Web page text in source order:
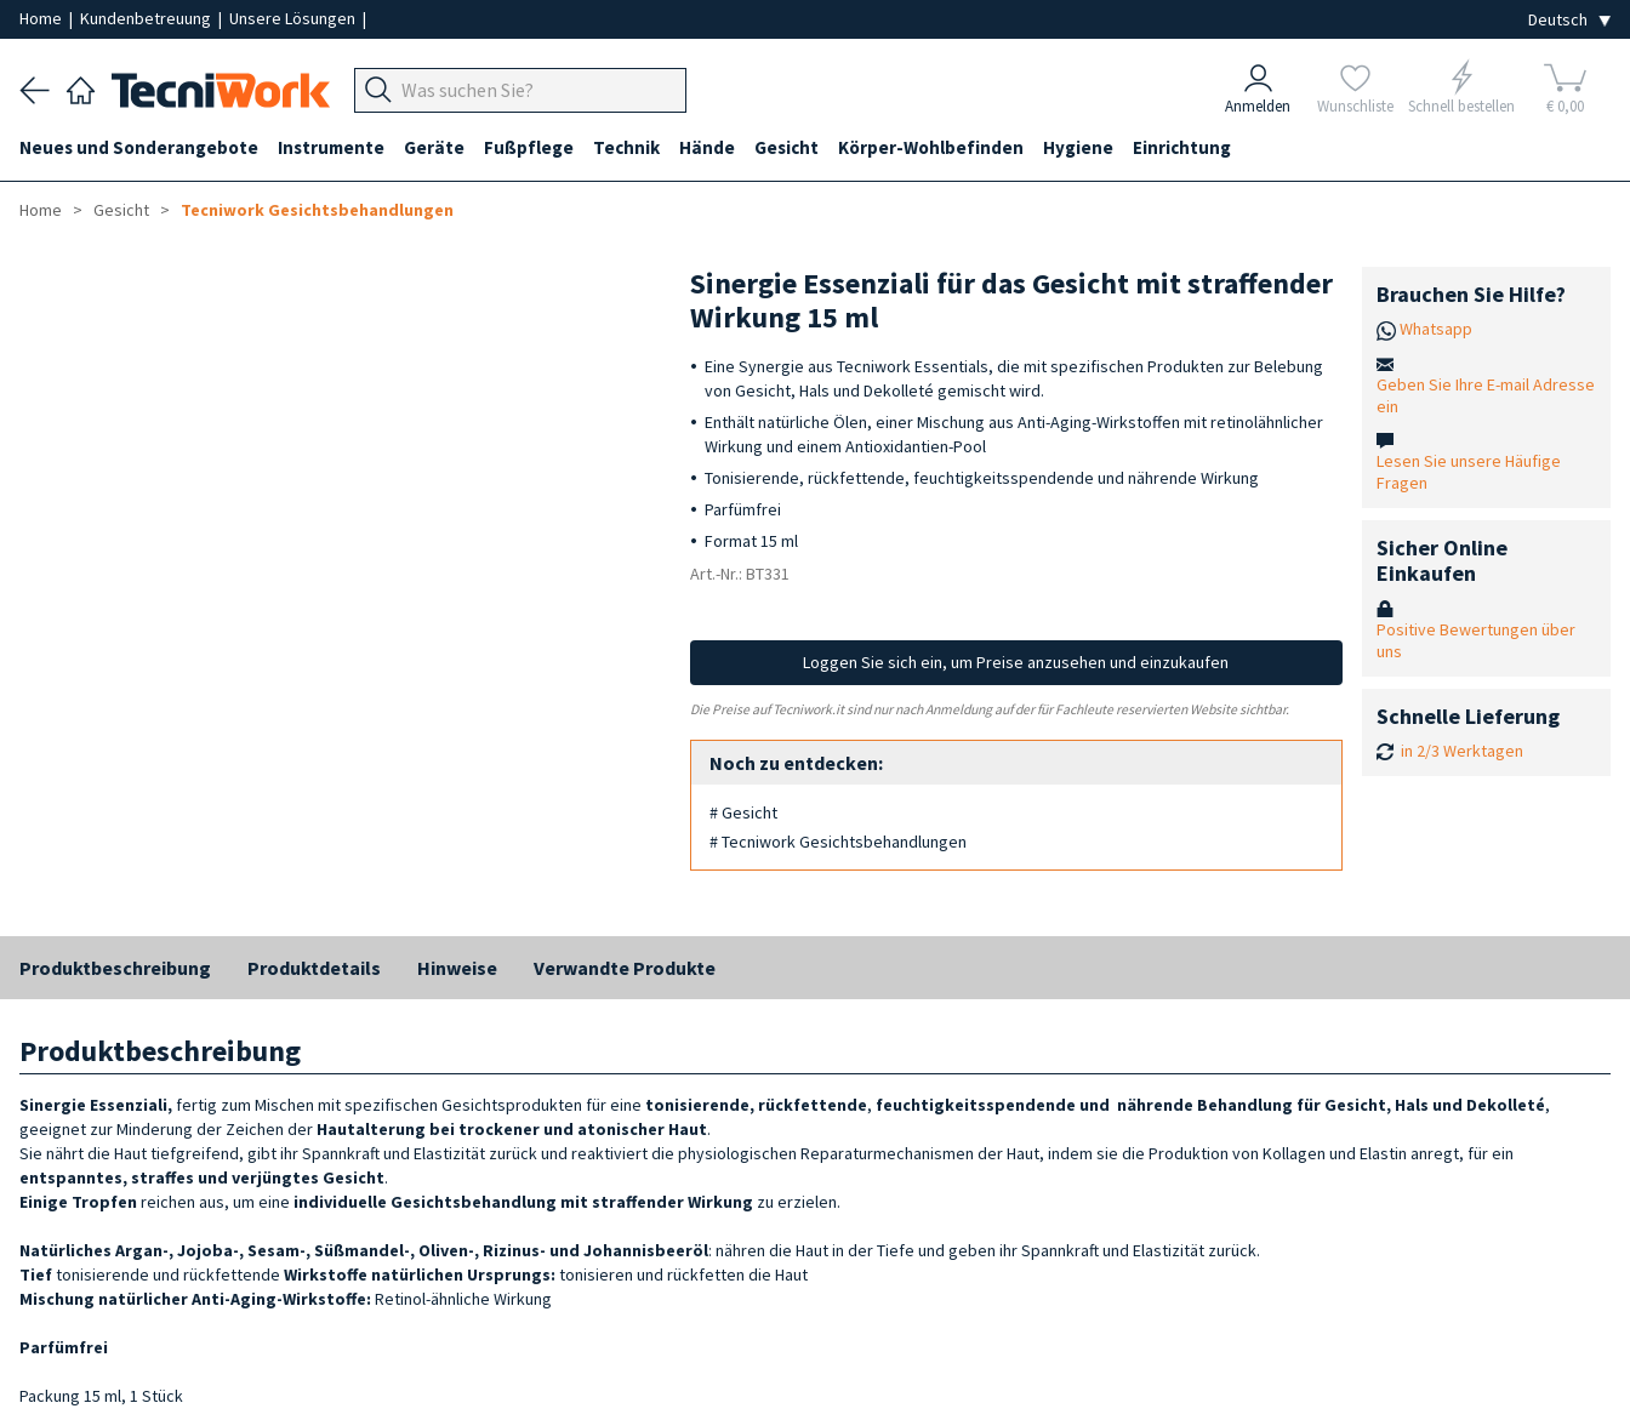
Home | Kundenbetreuung | Unsere Lösungen |
Anmelden Wunschliste Schnell bestellen € 0,00
Neues und Sonderangebote Instrumente Geräte Fußpflege Technik Hände Gesicht Körper-Wohlbefinden Hygiene Einrichtung
Home Gesicht Tecniwork Gesichtsbehandlungen
Sinergie Essenziali für das Gesicht mit straffender
Wirkung 15 ml
Eine Synergie aus Tecniwork Essentials, die mit spezifischen Produkten zur Belebung
von Gesicht, Hals und Dekolleté gemischt wird.
Enthält natürliche Ölen, einer Mischung aus Anti-Aging-Wirkstoffen mit retinolähnlicher
Wirkung und einem Antioxidantien-Pool
Tonisierende, rückfettende, feuchtigkeitsspendende und nährende Wirkung
Parfümfrei
Format 15 ml
Art.-Nr.: BT331
Loggen Sie sich ein, um Preise anzusehen und einzukaufen
Die Preise auf Tecniwork.it sind nur nach Anmeldung auf der für Fachleute reservierten Website sichtbar.
Noch zu entdecken:
# Gesicht
# Tecniwork Gesichtsbehandlungen
Brauchen Sie Hilfe?
Whatsapp
Geben Sie Ihre E-mail Adresse
ein
Lesen Sie unsere Häufige
Fragen
Sicher Online
Einkaufen
Positive Bewertungen über
uns
Schnelle Lieferung
in 2/3 Werktagen
Produktbeschreibung Produktdetails Hinweise Verwandte Produkte
Produktbeschreibung
Sinergie Essenziali, fertig zum Mischen mit spezifischen Gesichtsprodukten für eine tonisierende, rückfettende, feuchtigkeitsspendende und nährende Behandlung für Gesicht, Hals und Dekolleté,
geeignet zur Minderung der Zeichen der Hautalterung bei trockener und atonischer Haut.
Sie nährt die Haut tiefgreifend, gibt ihr Spannkraft und Elastizität zurück und reaktiviert die physiologischen Reparaturmechanismen der Haut, indem sie die Produktion von Kollagen und Elastin anregt, für ein
entspanntes, straffes und verjüngtes Gesicht.
Einige Tropfen reichen aus, um eine individuelle Gesichtsbehandlung mit straffender Wirkung zu erzielen.
Natürliches Argan-, Jojoba-, Sesam-, Süßmandel-, Oliven-, Rizinus- und Johannisbeeröl: nähren die Haut in der Tiefe und geben ihr Spannkraft und Elastizität zurück.
Tieftonisierende und rückfettende Wirkstoffe natürlichen Ursprungs: tonisieren und rückfetten die Haut
Mischung natürlicher Anti-Aging-Wirkstoffe: Retinol-ähnliche Wirkung
Parfümfrei
Packung 15 ml, 1 Stück